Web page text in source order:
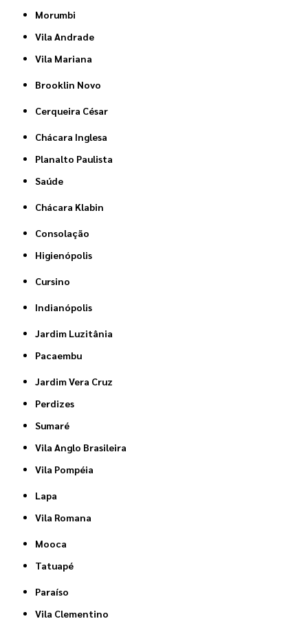
Morumbi
Vila Andrade
Vila Mariana
Brooklin Novo
Cerqueira César
Chácara Inglesa
Planalto Paulista
Saúde
Chácara Klabin
Consolação
Higienópolis
Cursino
Indianópolis
Jardim Luzitânia
Pacaembu
Jardim Vera Cruz
Perdizes
Sumaré
Vila Anglo Brasileira
Vila Pompéia
Lapa
Vila Romana
Mooca
Tatuapé
Paraíso
Vila Clementino